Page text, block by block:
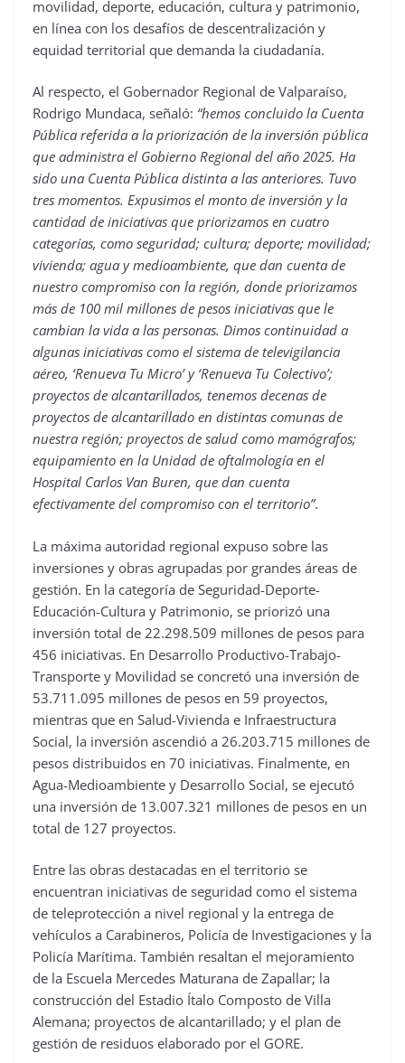
movilidad, deporte, educación, cultura y patrimonio,
en línea con los desafíos de descentralización y
equidad territorial que demanda la ciudadanía.
Al respecto, el Gobernador Regional de Valparaíso,
Rodrigo Mundaca, señaló: “hemos concluido la Cuenta
Pública referida a la priorización de la inversión pública
que administra el Gobierno Regional del año 2025. Ha
sido una Cuenta Pública distinta a las anteriores. Tuvo
tres momentos. Expusimos el monto de inversión y la
cantidad de iniciativas que priorizamos en cuatro
categorías, como seguridad; cultura; deporte; movilidad;
vivienda; agua y medioambiente, que dan cuenta de
nuestro compromiso con la región, donde priorizamos
más de 100 mil millones de pesos iniciativas que le
cambian la vida a las personas. Dimos continuidad a
algunas iniciativas como el sistema de televigilancia
aéreo, ‘Renueva Tu Micro’ y ‘Renueva Tu Colectivo’;
proyectos de alcantarillados, tenemos decenas de
proyectos de alcantarillado en distintas comunas de
nuestra región; proyectos de salud como mamógrafos;
equipamiento en la Unidad de oftalmología en el
Hospital Carlos Van Buren, que dan cuenta
efectivamente del compromiso con el territorio”.
La máxima autoridad regional expuso sobre las
inversiones y obras agrupadas por grandes áreas de
gestión. En la categoría de Seguridad-Deporte-
Educación-Cultura y Patrimonio, se priorizó una
inversión total de 22.298.509 millones de pesos para
456 iniciativas. En Desarrollo Productivo-Trabajo-
Transporte y Movilidad se concretó una inversión de
53.711.095 millones de pesos en 59 proyectos,
mientras que en Salud-Vivienda e Infraestructura
Social, la inversión ascendió a 26.203.715 millones de
pesos distribuidos en 70 iniciativas. Finalmente, en
Agua-Medioambiente y Desarrollo Social, se ejecutó
una inversión de 13.007.321 millones de pesos en un
total de 127 proyectos.
Entre las obras destacadas en el territorio se
encuentran iniciativas de seguridad como el sistema
de teleprotección a nivel regional y la entrega de
vehículos a Carabineros, Policía de Investigaciones y la
Policía Marítima. También resaltan el mejoramiento
de la Escuela Mercedes Maturana de Zapallar; la
construcción del Estadio Ítalo Composto de Villa
Alemana; proyectos de alcantarillado; y el plan de
gestión de residuos elaborado por el GORE.